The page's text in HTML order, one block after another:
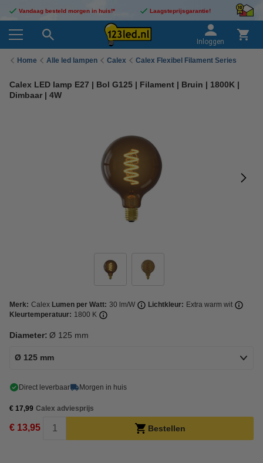
Vandaag besteld morgen in huis!* Laagsteprijsgarantie!
Inloggen
Home Alle led lampen Calex Calex Flexibel Filament Series
Calex LED lamp E27 | Bol G125 | Filament | Bruin | 1800K |
Dimbaar | 4W
Merk: Calex Lumen per Watt: 30 lm/W Lichtkleur: Extra warm wit
Kleurtemperatuur: 1800 K
Diameter: Ø 125 mm
Ø 125 mm
Direct leverbaar Morgen in huis
€ 17,99 Calex adviesprijs
€ 13,95 Bestellen